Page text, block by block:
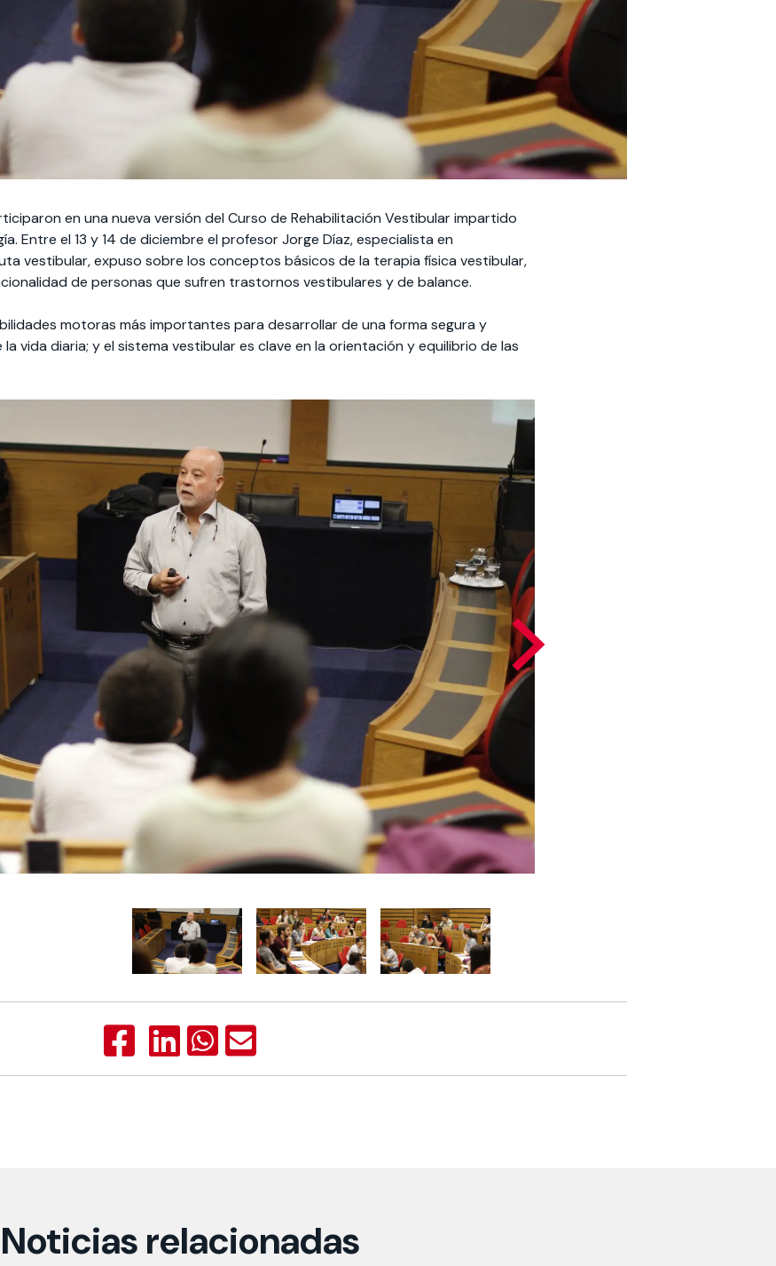
en una nueva versión del Curso de Rehabilitación Vestibular impartido
Entre el 13 y 14 de diciembre el profesor Jorge Díaz, especialista en
vestibular, expuso sobre los conceptos básicos de la terapia física vestibular,
de personas que sufren trastornos vestibulares y de balance.
motoras más importantes para desarrollar de una forma segura y
vida diaria; y el sistema vestibular es clave en la orientación y equilibrio de las
Noticias relacionadas